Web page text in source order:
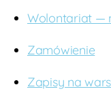
Wolontariat —
Zamówienie
Zapisy na